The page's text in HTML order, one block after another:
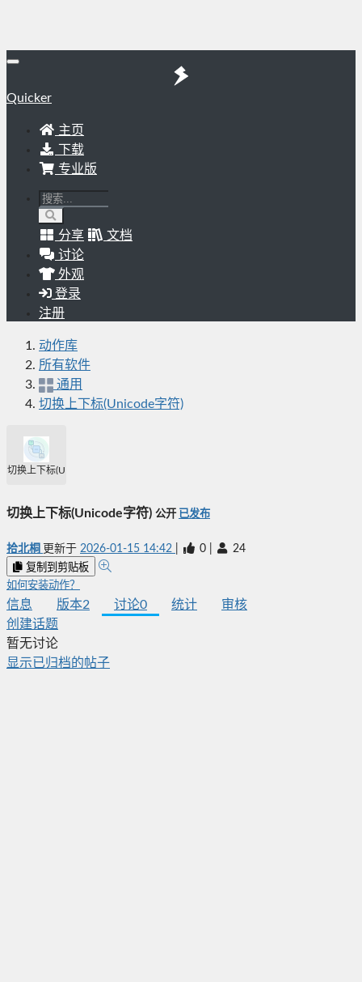
Quicker
主页
下载
专业版
分享
文档
讨论
外观
登录
注册
动作库
所有软件
通用
切换上下标(Unicode字符)
切换上下标(Unicode字符)
切换上下标(Unicode字符) 公开 已发布
拾北桐 更新于 2026-01-15 14:42 0 24
复制到剪贴板
如何安装动作？
信息 版本2 讨论0 统计
审核
创建话题
暂无讨论
显示已归档的帖子